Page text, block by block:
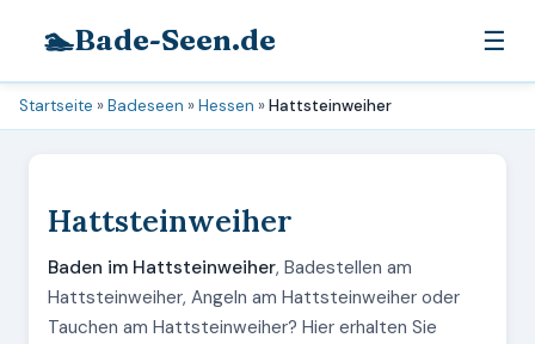
🏊Bade-Seen.de ☰
Startseite »Badeseen »Hessen »Hattsteinweiher
Hattsteinweiher
Baden im Hattsteinweiher, Badestellen am
Hattsteinweiher, Angeln am Hattsteinweiher oder
Tauchen am Hattsteinweiher? Hier erhalten Sie